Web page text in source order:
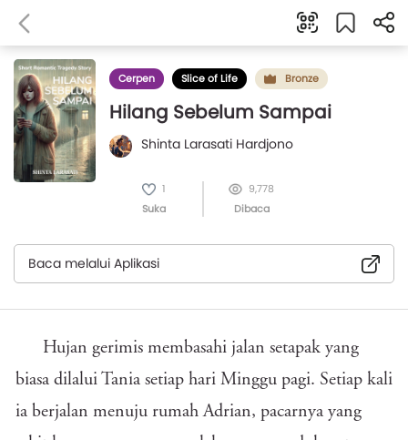
Cerpen Slice of Life Bronze
Hilang Sebelum Sampai
Shinta Larasati Hardjono
1
Suka
9,778
Dibaca
Baca melalui Aplikasi
Hujan gerimis membasahi jalan setapak yang
biasa dilalui Tania setiap hari Minggu pagi. Setiap kali
ia berjalan menuju rumah Adrian, pacarnya yang